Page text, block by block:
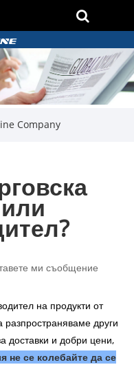
Company
ми съобщение
на продукти от
други
доставки и добри цени,
не се колебайте да се